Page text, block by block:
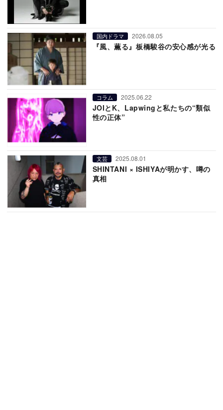
国内ドラマ 2026.08.05
『風、薫る』板橋駿谷の安心感が光る
コラム 2025.06.22
JOIとK、Lapwingと私たちの“類似
性の正体”
文芸 2025.08.01
SHINTANI × ISHIYAが明かす、噂の
真相